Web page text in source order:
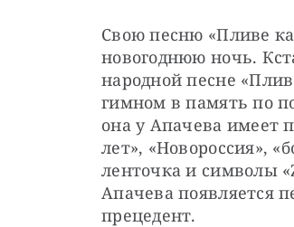
Свою песню «Пливе
новогоднюю ночь.
народной песне
гимном в память по
она у Апачева имеет
лет», «Новороссия»,
ленточка и символы
Апачева появляется
прецедент.